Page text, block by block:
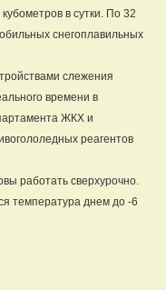
в сутки. По 32
снегоплавильных
слежения
времени в
ЖКХ и
реагентов
работать сверхурочно.
температура днем до -6